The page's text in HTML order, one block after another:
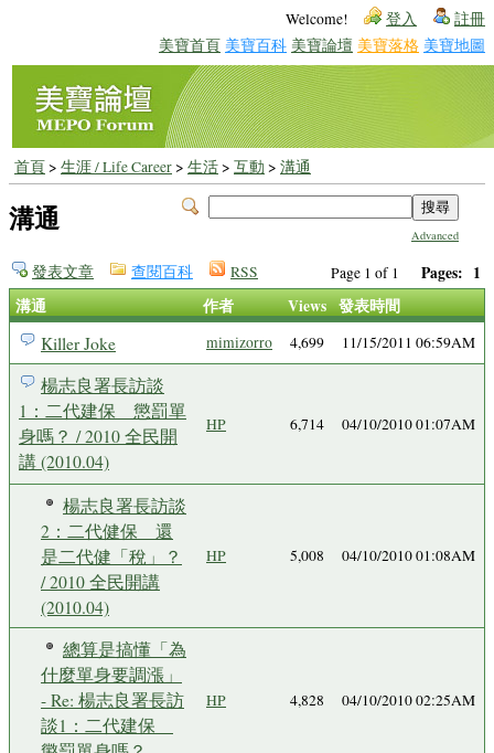
Welcome! 登入 註冊
美寶首頁 美寶百科 美寶論壇 美寶落格 美寶地圖
首頁> 生涯 / Life Career> 生活> 互動 > 溝通
Advanced
溝通
Page 1 of 1 Pages: 1
發表文章 查閱百科 RSS
溝通 作者 Views 發表時間
Killer Joke mimizorro 4,699 11/15/2011 06:59AM
楊志良署長訪談
1：二代建保 懲罰單
身嗎？ / 2010 全民開
講 (2010.04)
HP 6,714 04/10/2010 01:07AM
楊志良署長訪談
2：二代健保 還
是二代健「稅」？
/ 2010 全民開講
(2010.04)
HP 5,008 04/10/2010 01:08AM
總算是搞懂「為
什麼單身要調漲」
- Re: 楊志良署長訪
談1：二代建保
HP 4,828 04/10/2010 02:25AM